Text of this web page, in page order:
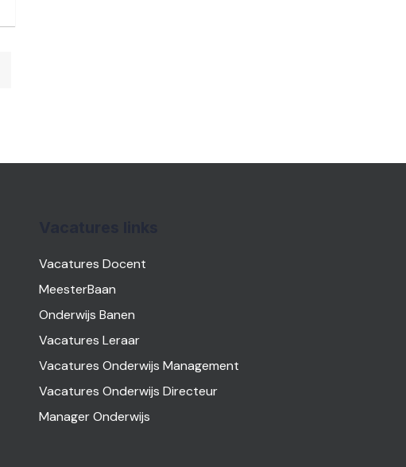
Vacatures Docent
MeesterBaan
Onderwijs Banen
Vacatures Leraar
Vacatures Onderwijs Management
Vacatures Onderwijs Directeur
Manager Onderwijs